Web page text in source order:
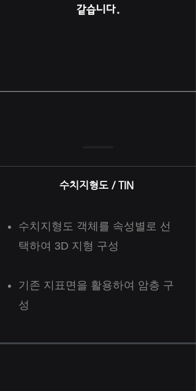
​같습니다.
수치지형도 / TIN
수치지형도 객체를 속성별로 선
택하여 3D 지형 구성
​기존 지표면을 활용하여 암층 구
성